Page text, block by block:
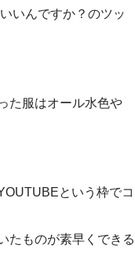
いんですか？のツッ
た服はオール水色や
という枠でコ
たものが素早くできる